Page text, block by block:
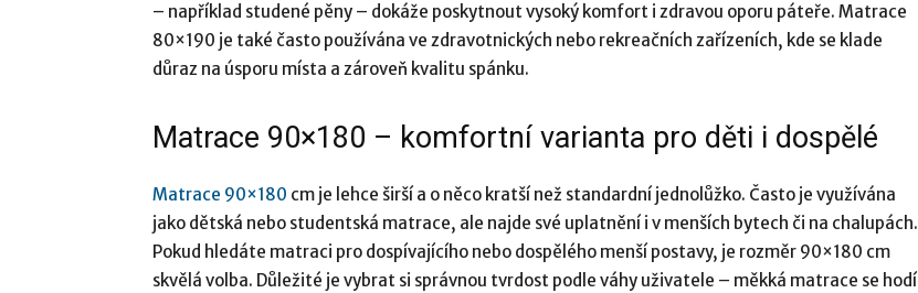
– například studené pěny – dokáže poskytnout vysoký komfort i zdravou oporu páteře. Matrace
80×190 je také často používána ve zdravotnických nebo rekreačních zařízeních, kde se klade
důraz na úsporu místa a zároveň kvalitu spánku.
Matrace 90×180 – komfortní varianta pro děti i dospělé
Matrace 90×180 cm je lehce širší a o něco kratší než standardní jednolůžko. Často je využívána
jako dětská nebo studentská matrace, ale najde své uplatnění i v menších bytech či na chalupách.
Pokud hledáte matraci pro dospívajícího nebo dospělého menší postavy, je rozměr 90×180 cm
skvělá volba. Důležité je vybrat si správnou tvrdost podle váhy uživatele – měkká matrace se hodí